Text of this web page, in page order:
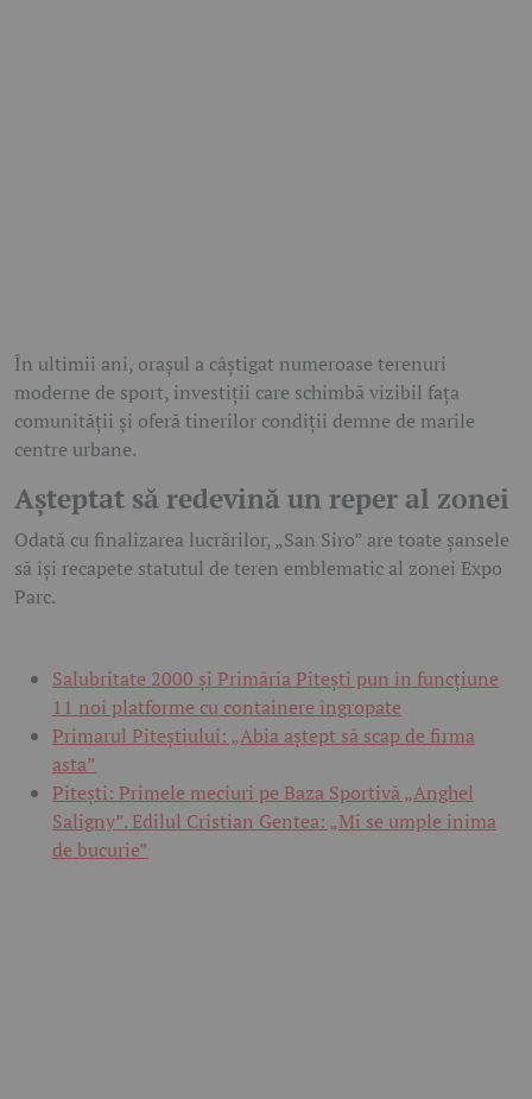
În ultimii ani, orașul a câștigat numeroase terenuri
moderne de sport, investiții care schimbă vizibil fața
comunității și oferă tinerilor condiții demne de marile
centre urbane.
Așteptat să redevină un reper al zonei
Odată cu finalizarea lucrărilor, „San Siro” are toate șansele
să își recapete statutul de teren emblematic al zonei Expo
Parc.
Salubritate 2000 și Primăria Pitești pun în funcțiune
11 noi platforme cu containere îngropate
Primarul Piteștiului: „Abia aștept să scap de firma
asta”
Pitești: Primele meciuri pe Baza Sportivă „Anghel
Saligny”. Edilul Cristian Gentea: „Mi se umple inima
de bucurie”